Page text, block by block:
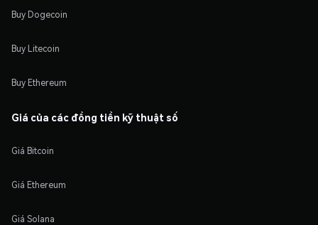
Buy Dogecoin
Buy Litecoin
Buy Ethereum
Giá của các đồng tiền kỹ thuật số
Giá Bitcoin
Giá Ethereum
Giá Solana